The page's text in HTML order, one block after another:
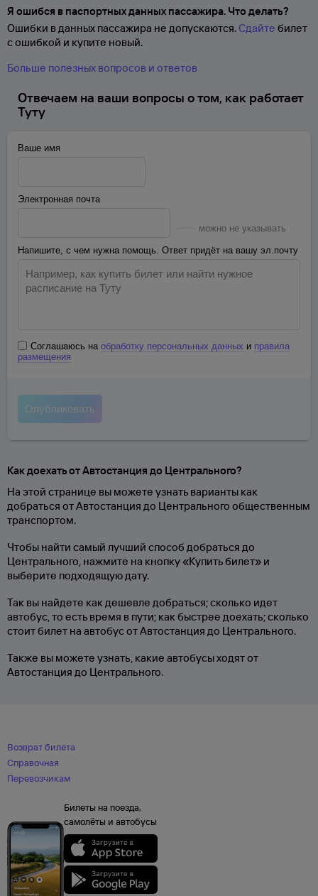
Я ошибся в паспортных данных пассажира. Что делать?
Ошибки в данных пассажира не допускаются. Сдайте билет
с ошибкой и купите новый.
Больше полезных вопросов и ответов
Отвечаем на ваши вопросы о том, как работает
Туту
Ваше имя
Электронная почта
можно не указывать
Напишите, с чем нужна помощь. Ответ придёт на вашу эл.почту
Соглашаюсь на обработку персональных данных и правила
размещения
Как доехать от Автостанция до Центрального?
На этой странице вы можете узнать варианты как
добраться от Автостанция до Центрального общественным
транспортом.
Чтобы найти самый лучший способ добраться до
Центрального, нажмите на кнопку «Купить билет» и
выберите подходящую дату.
Так вы найдете как дешевле добраться; сколько идет
автобус, то есть время в пути; как быстрее доехать; сколько
стоит билет на автобус от Автостанция до Центрального.
Также вы можете узнать, какие автобусы ходят от
Автостанция до Центрального.
Возврат билета
Справочная
Перевозчикам
Билеты на поезда,
самолёты и автобусы